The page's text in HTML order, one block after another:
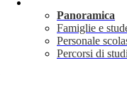
Panoramica
Famiglie e
Personale
Percorsi di